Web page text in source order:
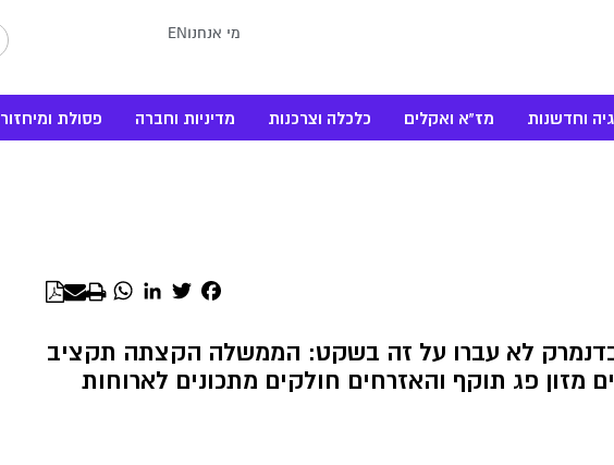
מי אנחנוEN
וחדשנות מז"א ואקלים כלכלה וצרכנות מדיניות וחברה פסולת ומיחזור
Facebook
Twitter
LinkedIn
WhatsApp
בדנמרק לא עברו על זה בשקט: הממשלה הקצתה תקציב
מזון פג תוקף והאזרחים חולקים מתכונים לארוחות